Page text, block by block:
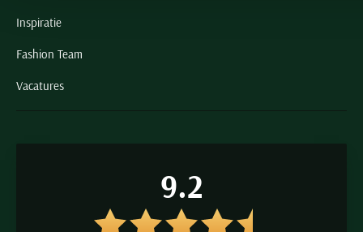
Inspiratie
Fashion Team
Vacatures
9.2